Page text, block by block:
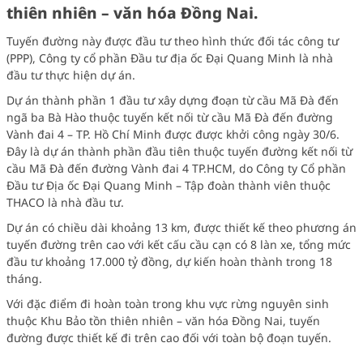
thiên nhiên – văn hóa Đồng Nai.
Tuyến đường này được đầu tư theo hình thức đối tác công tư
(PPP), Công ty cổ phần Đầu tư địa ốc Đại Quang Minh là nhà
đầu tư thực hiện dự án.
Dự án thành phần 1 đầu tư xây dựng đoạn từ cầu Mã Đà đến
ngã ba Bà Hào thuộc tuyến kết nối từ cầu Mã Đà đến đường
Vành đai 4 – TP. Hồ Chí Minh được được khởi công ngày 30/6.
Đây là dự án thành phần đầu tiên thuộc tuyến đường kết nối từ
cầu Mã Đà đến đường Vành đai 4 TP.HCM, do Công ty Cổ phần
Đầu tư Địa ốc Đại Quang Minh – Tập đoàn thành viên thuộc
THACO là nhà đầu tư.
Dự án có chiều dài khoảng 13 km, được thiết kế theo phương án
tuyến đường trên cao với kết cấu cầu cạn có 8 làn xe, tổng mức
đầu tư khoảng 17.000 tỷ đồng, dự kiến hoàn thành trong 18
tháng.
Với đặc điểm đi hoàn toàn trong khu vực rừng nguyên sinh
thuộc Khu Bảo tồn thiên nhiên – văn hóa Đồng Nai, tuyến
đường được thiết kế đi trên cao đối với toàn bộ đoạn tuyến.